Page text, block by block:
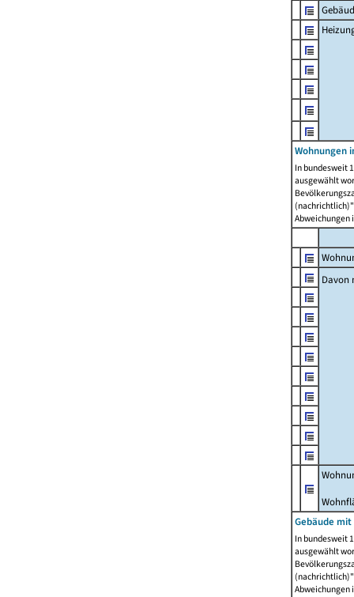
Wohnungen
In bundesweit
ausgewählt
Abweichungen
Davon
Gebäude
In bundesweit
ausgewählt
Abweichungen